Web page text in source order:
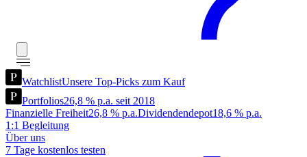
WatchlistUnsere Top-Picks zum Kauf
Portfolios26,8 % p.a. seit 2018
Finanzielle Freiheit26,8 % p.a.Dividendendepot18,6 % p.a.
1:1 Begleitung
Über uns
7 Tage kostenlos testen